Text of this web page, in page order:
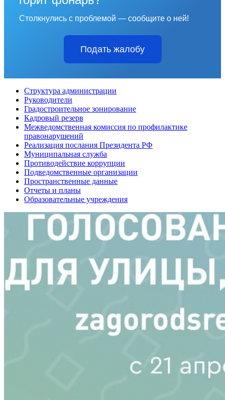
Столкнулись с проблемой — сообщите о ней!
Подать жалобу
Структура администрации
Руководители
Градостроительное зонирование
Кадровый резерв
Межведомственная комиссия по профилактике
правонарушений
Реализация послания Президента РФ
Муниципальная служба
Противодействие коррупции
Подведомственные организации
Пространственные данные
Отчеты и планы
Образовательные учреждения